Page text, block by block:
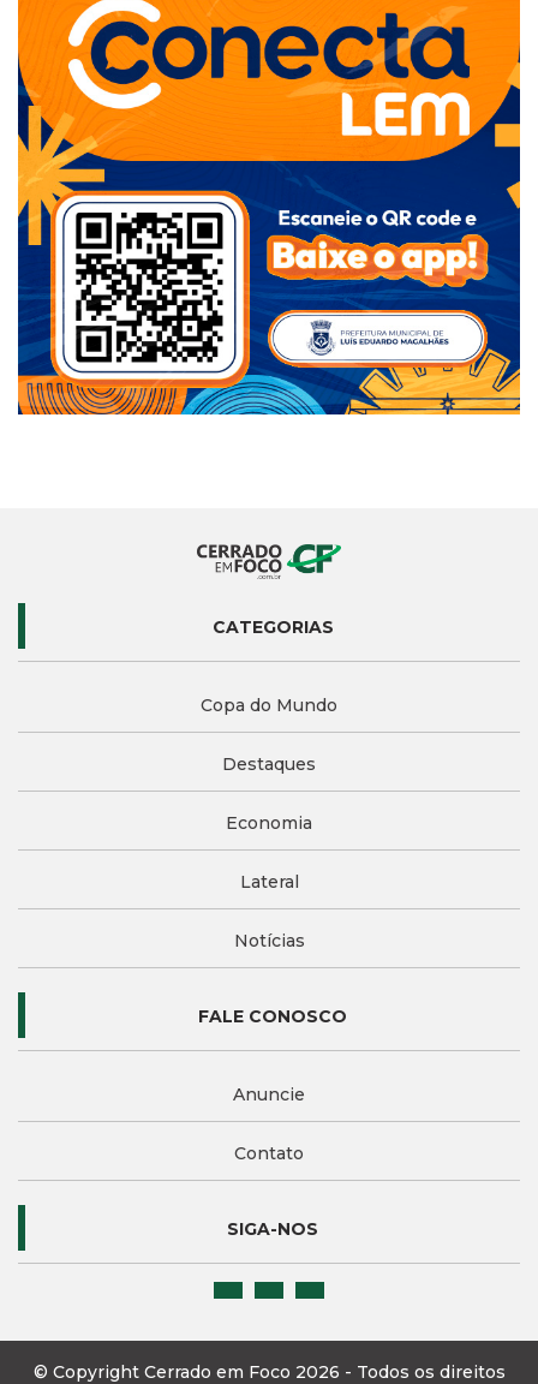
CATEGORIAS
Copa do Mundo
Destaques
Economia
Lateral
Notícias
FALE CONOSCO
Anuncie
Contato
SIGA-NOS
© Copyright Cerrado em Foco 2026 - Todos os direitos